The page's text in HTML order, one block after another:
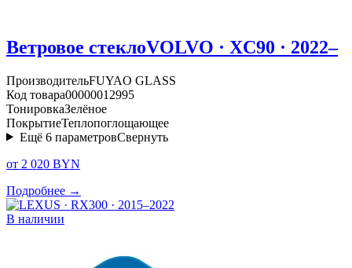
Ветровое стеклоVOLVO · XC90 · 2022–
ПроизводительFUYAO GLASS
Код товара00000012995
ТонировкаЗелёное
ПокрытиеТеплопоглощающее
Ещё 6 параметровСвернуть
от 2 020 BYN
Подробнее →
В наличии